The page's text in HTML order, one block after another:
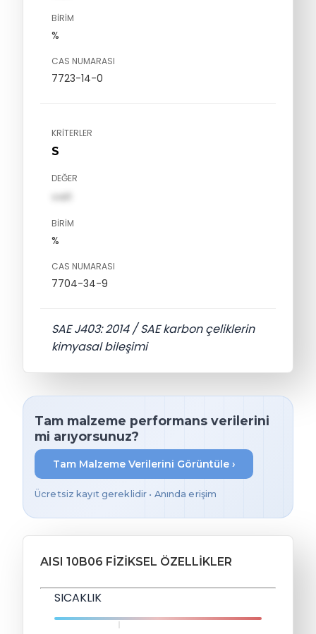
BIRIM
%
CAS NUMARASI
7723-14-0
KRITERLER
S
DEĞER
val1
BIRIM
%
CAS NUMARASI
7704-34-9
SAE J403: 2014 / SAE karbon çeliklerin
kimyasal bileşimi
Tam malzeme performans verilerini
mi arıyorsunuz?
Tam Malzeme Verilerini Görüntüle ›
Ücretsiz kayıt gereklidir • Anında erişim
AISI 10B06 FIZIKSEL ÖZELLIKLER
SICAKLIK